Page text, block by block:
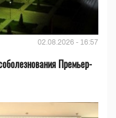
02.08.2026 - 16:57
Премьер-